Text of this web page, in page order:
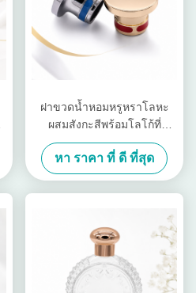
ฝาขวดน้ำหอมหรูหราโลหะ
ผสมสังกะสีพร้อมโลโก้ที่
กำหนดเองและขัดเงากระจก
หา ราคา ที่ ดี ที่สุด